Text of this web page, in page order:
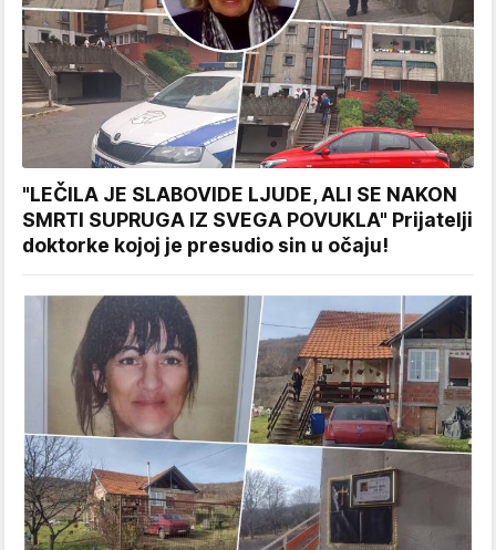
"LEČILA JE SLABOVIDE LJUDE, ALI SE NAKON
SMRTI SUPRUGA IZ SVEGA POVUKLA" Prijatelji
doktorke kojoj je presudio sin u očaju!